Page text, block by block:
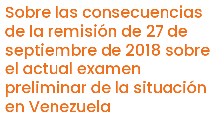
Sobre las consecuencias
de la remisión de 27 de
septiembre de 2018 sobre
el actual examen
preliminar de la situación
en Venezuela